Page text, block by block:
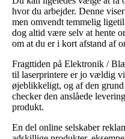
hvor du arbejder. Denne
men omvendt temmelig
dog altid være selv at hente
om at du er i kort afstand af
Fragttiden på Elektronik /
til laserprintere er jo vældig
øjeblikkeligt, og af den grund
checker den anslåede
produkt.
En del online selskaber